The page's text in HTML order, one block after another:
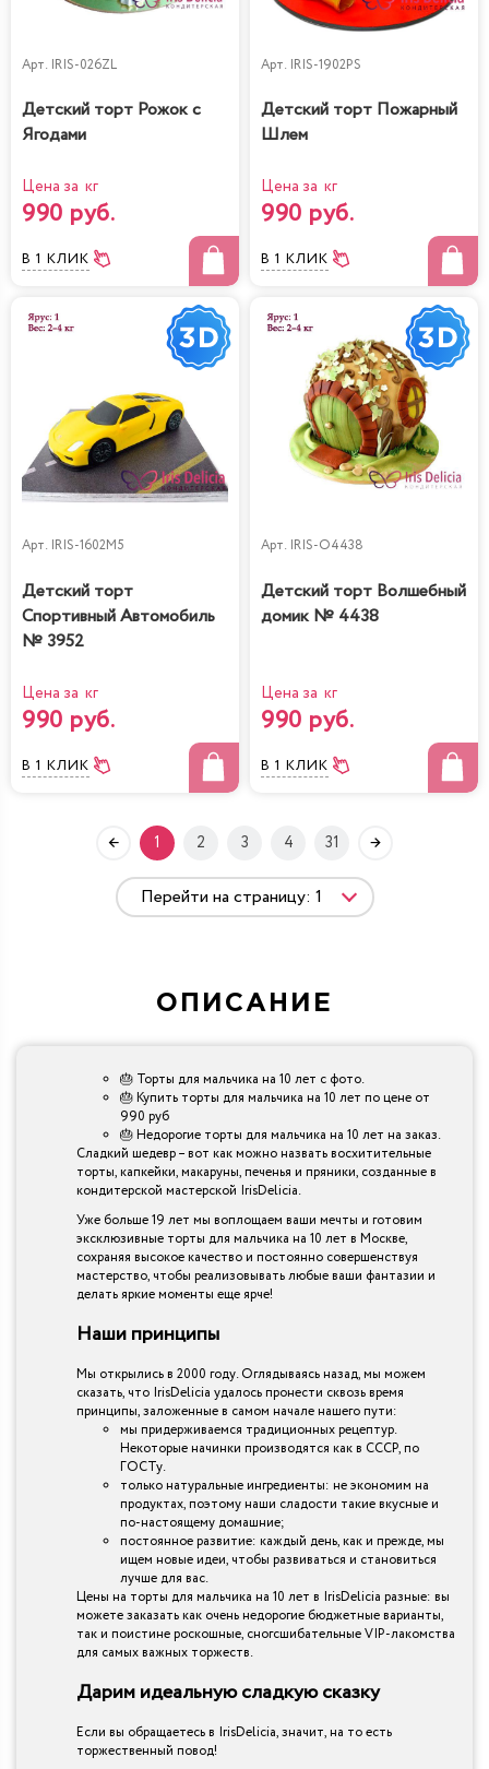
Арт. IRIS-026ZL
Детский торт Рожок с
Ягодами
Цена за кг
990 руб.
В 1 КЛИК
Арт. IRIS-1902PS
Детский торт Пожарный
Шлем
Цена за кг
990 руб.
В 1 КЛИК
Арт. IRIS-1602M5
Детский торт
Спортивный Автомобиль
№ 3952
Цена за кг
990 руб.
В 1 КЛИК
Арт. IRIS-O4438
Детский торт Волшебный
домик № 4438
Цена за кг
990 руб.
В 1 КЛИК
1 2 3 4 31
ОПИСАНИЕ
🎂 Торты для мальчика на 10 лет с фото.
🎂 Купить торты для мальчика на 10 лет по цене от
990 руб
🎂 Недорогие торты для мальчика на 10 лет на заказ.
Сладкий шедевр – вот как можно назвать восхитительные
торты, капкейки, макаруны, печенья и пряники, созданные в
кондитерской мастерской IrisDelicia.
Уже больше 19 лет мы воплощаем ваши мечты и готовим
эксклюзивные торты для мальчика на 10 лет в Москве,
сохраняя высокое качество и постоянно совершенствуя
мастерство, чтобы реализовывать любые ваши фантазии и
делать яркие моменты еще ярче!
Наши принципы
Мы открылись в 2000 году. Оглядываясь назад, мы можем
сказать, что IrisDelicia удалось пронести сквозь время
принципы, заложенные в самом начале нашего пути:
мы придерживаемся традиционных рецептур.
Некоторые начинки производятся как в СССР, по
ГОСТу.
только натуральные ингредиенты: не экономим на
продуктах, поэтому наши сладости такие вкусные и
по-настоящему домашние;
постоянное развитие: каждый день, как и прежде, мы
ищем новые идеи, чтобы развиваться и становиться
лучше для вас.
Цены на торты для мальчика на 10 лет в IrisDelicia разные: вы
можете заказать как очень недорогие бюджетные варианты,
так и поистине роскошные, сногсшибательные VIP-лакомства
для самых важных торжеств.
Дарим идеальную сладкую сказку
Если вы обращаетесь в IrisDelicia, значит, на то есть
торжественный повод!